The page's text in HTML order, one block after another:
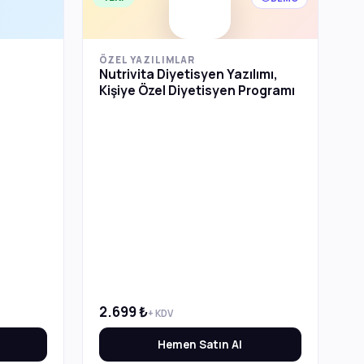
ÖZEL YAZILIMLAR
Nutrivita Diyetisyen Yazılımı,
Kişiye Özel Diyetisyen Programı
2.699 ₺+ KDV
Hemen Satın Al